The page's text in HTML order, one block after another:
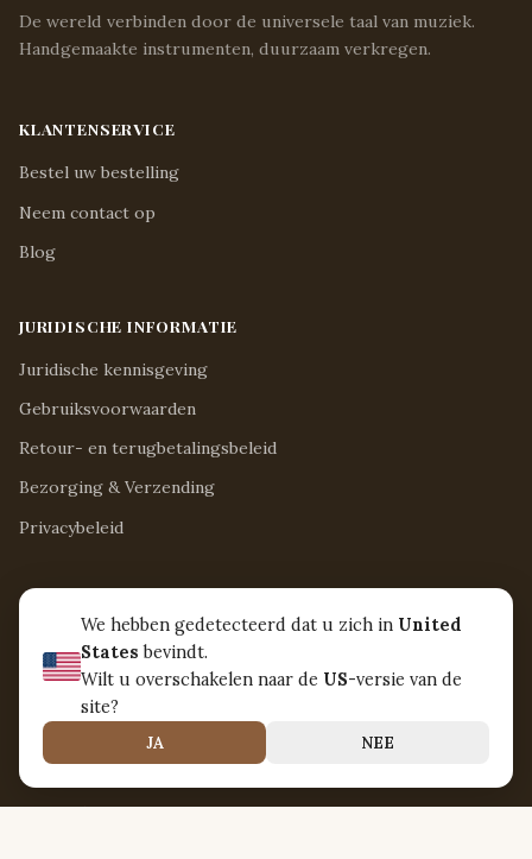
We hebben gedetecteerd dat u zich in United
States bevindt.
Wilt u overschakelen naar de US-versie van de
site?
JA
NEE
De wereld verbinden door de universele taal van muziek.
Handgemaakte instrumenten, duurzaam verkregen.
KLANTENSERVICE
Bestel uw bestelling
Neem contact op
Blog
JURIDISCHE INFORMATIE
Juridische kennisgeving
Gebruiksvoorwaarden
Retour- en terugbetalingsbeleid
Bezorging & Verzending
Privacybeleid
OVER ONS
Nirvanna Jamaica
Hurksestraat 42
Eindhoven, Noord-Brabant 5652 AL
Netherlands
contact@nirvanna-jamaica.com
+31 40 234 51 78